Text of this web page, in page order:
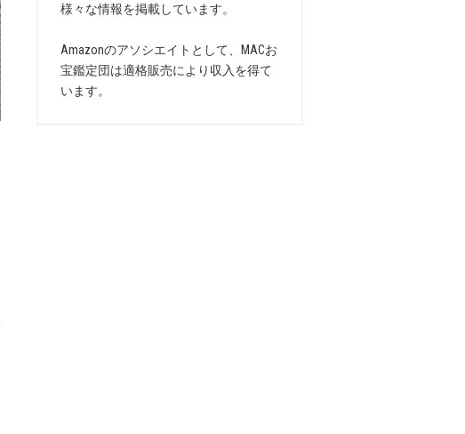
様々な情報を掲載しています。
Amazonのアソシエイトとして、MACお
宝鑑定団は適格販売により収入を得て
います。